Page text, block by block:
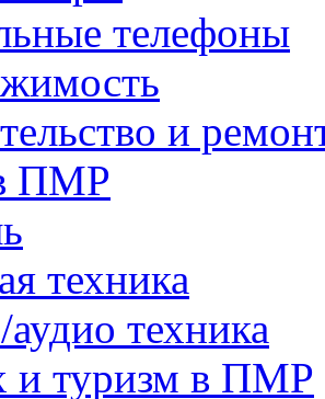
телефоны
и
ПМР
техника
техника
и туризм в ПМР